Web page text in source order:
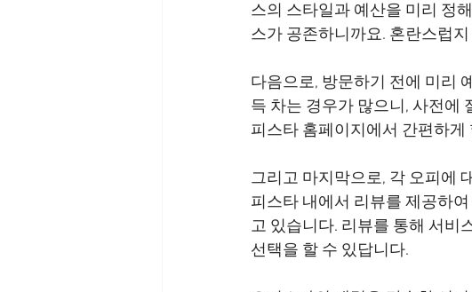
스의 스타일과 예산을 미리 정
다음으로, 방문하기 전에 미리
득 차는 경우가 많으니, 사전에
그리고 마지막으로, 각 오피에
피스타 내에서 리뷰를 제공하
고 있습니다. 리뷰를 통해 서비